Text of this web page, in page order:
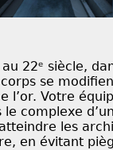
22ᵉ siècle,
se
l’or. Votre
le complexe
les
en évitant